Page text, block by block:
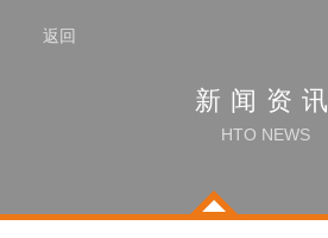
返回
新闻资讯
HTO NEWS